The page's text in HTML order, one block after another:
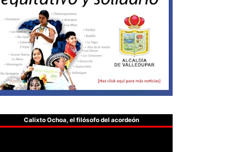
Calixto Ochoa, el filósofo del acordeón